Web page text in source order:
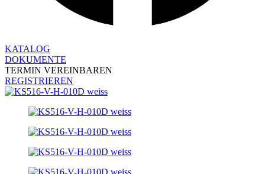
KATALOG
DOKUMENTE
TERMIN VEREINBAREN
REGISTRIEREN